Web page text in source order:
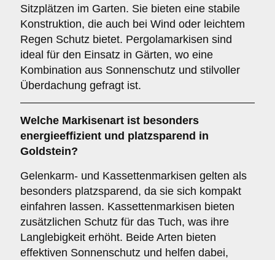
Sitzplätzen im Garten. Sie bieten eine stabile
Konstruktion, die auch bei Wind oder leichtem
Regen Schutz bietet. Pergolamarkisen sind
ideal für den Einsatz in Gärten, wo eine
Kombination aus Sonnenschutz und stilvoller
Überdachung gefragt ist.
Welche Markisenart ist besonders
energieeffizient und platzsparend in
Goldstein?
Gelenkarm- und Kassettenmarkisen gelten als
besonders platzsparend, da sie sich kompakt
einfahren lassen. Kassettenmarkisen bieten
zusätzlichen Schutz für das Tuch, was ihre
Langlebigkeit erhöht. Beide Arten bieten
effektiven Sonnenschutz und helfen dabei,